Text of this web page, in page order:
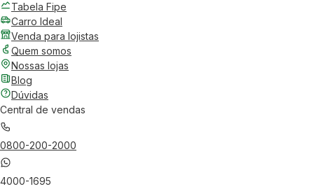
Tabela Fipe
Carro Ideal
Venda para lojistas
Quem somos
Nossas lojas
Blog
Dúvidas
Central de vendas
0800-200-2000
4000-1695